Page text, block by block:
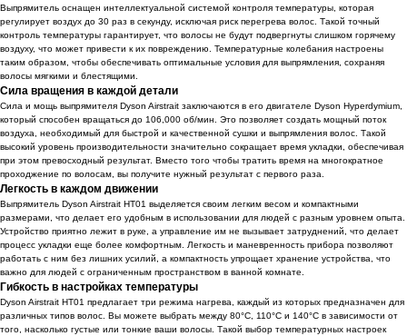
Выпрямитель оснащен интеллектуальной системой контроля температуры, которая
регулирует воздух до 30 раз в секунду, исключая риск перегрева волос. Такой точный
контроль температуры гарантирует, что волосы не будут подвергнуты слишком горячему
воздуху, что может привести к их повреждению. Температурные колебания настроены
таким образом, чтобы обеспечивать оптимальные условия для выпрямления, сохраняя
волосы мягкими и блестящими.
Сила вращения в каждой детали
Сила и мощь выпрямителя Dyson Airstrait заключаются в его двигателе Dyson Hyperdymium,
который способен вращаться до 106,000 об/мин. Это позволяет создать мощный поток
воздуха, необходимый для быстрой и качественной сушки и выпрямления волос. Такой
высокий уровень производительности значительно сокращает время укладки, обеспечивая
при этом превосходный результат. Вместо того чтобы тратить время на многократное
проходжение по волосам, вы получите нужный результат с первого раза.
Легкость в каждом движении
Выпрямитель Dyson Airstrait HT01 выделяется своим легким весом и компактными
размерами, что делает его удобным в использовании для людей с разным уровнем опыта.
Устройство приятно лежит в руке, а управление им не вызывает затруднений, что делает
процесс укладки еще более комфортным. Легкость и маневренность прибора позволяют
работать с ним без лишних усилий, а компактность упрощает хранение устройства, что
важно для людей с ограниченным пространством в ванной комнате.
Гибкость в настройках температуры
Dyson Airstrait HT01 предлагает три режима нагрева, каждый из которых предназначен для
различных типов волос. Вы можете выбрать между 80°C, 110°C и 140°C в зависимости от
того, насколько густые или тонкие ваши волосы. Такой выбор температурных настроек